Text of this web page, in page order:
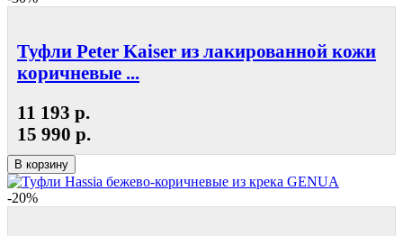
Туфли Peter Kaiser из лакированной кожи
коричневые ...
11 193 р.
15 990 р.
В корзину
-20%